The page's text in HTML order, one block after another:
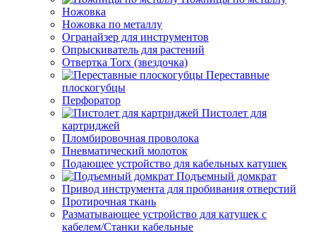
Ножовка
Ножовка по металлу
Огранайзер для инструментов
Опрыскиватель для растений
Отвертка Torx (звездочка)
Переставные
плоскогубцы
Перфоратор
Пистолет для
картриджей
Пломбировочная проволока
Пневматический молоток
Подающее устройство для кабельных катушек
Подъемный домкрат
Привод инструмента для пробивания отверстий
Протирочная ткань
Разматывающее устройство для катушек с
кабелем/Станки кабельные